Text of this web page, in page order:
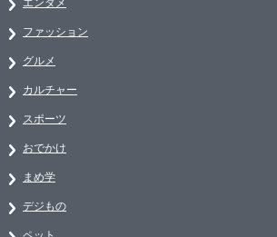
ファッション
グルメ
カルチャー
スポーツ
おでかけ
まめ学
デジもの